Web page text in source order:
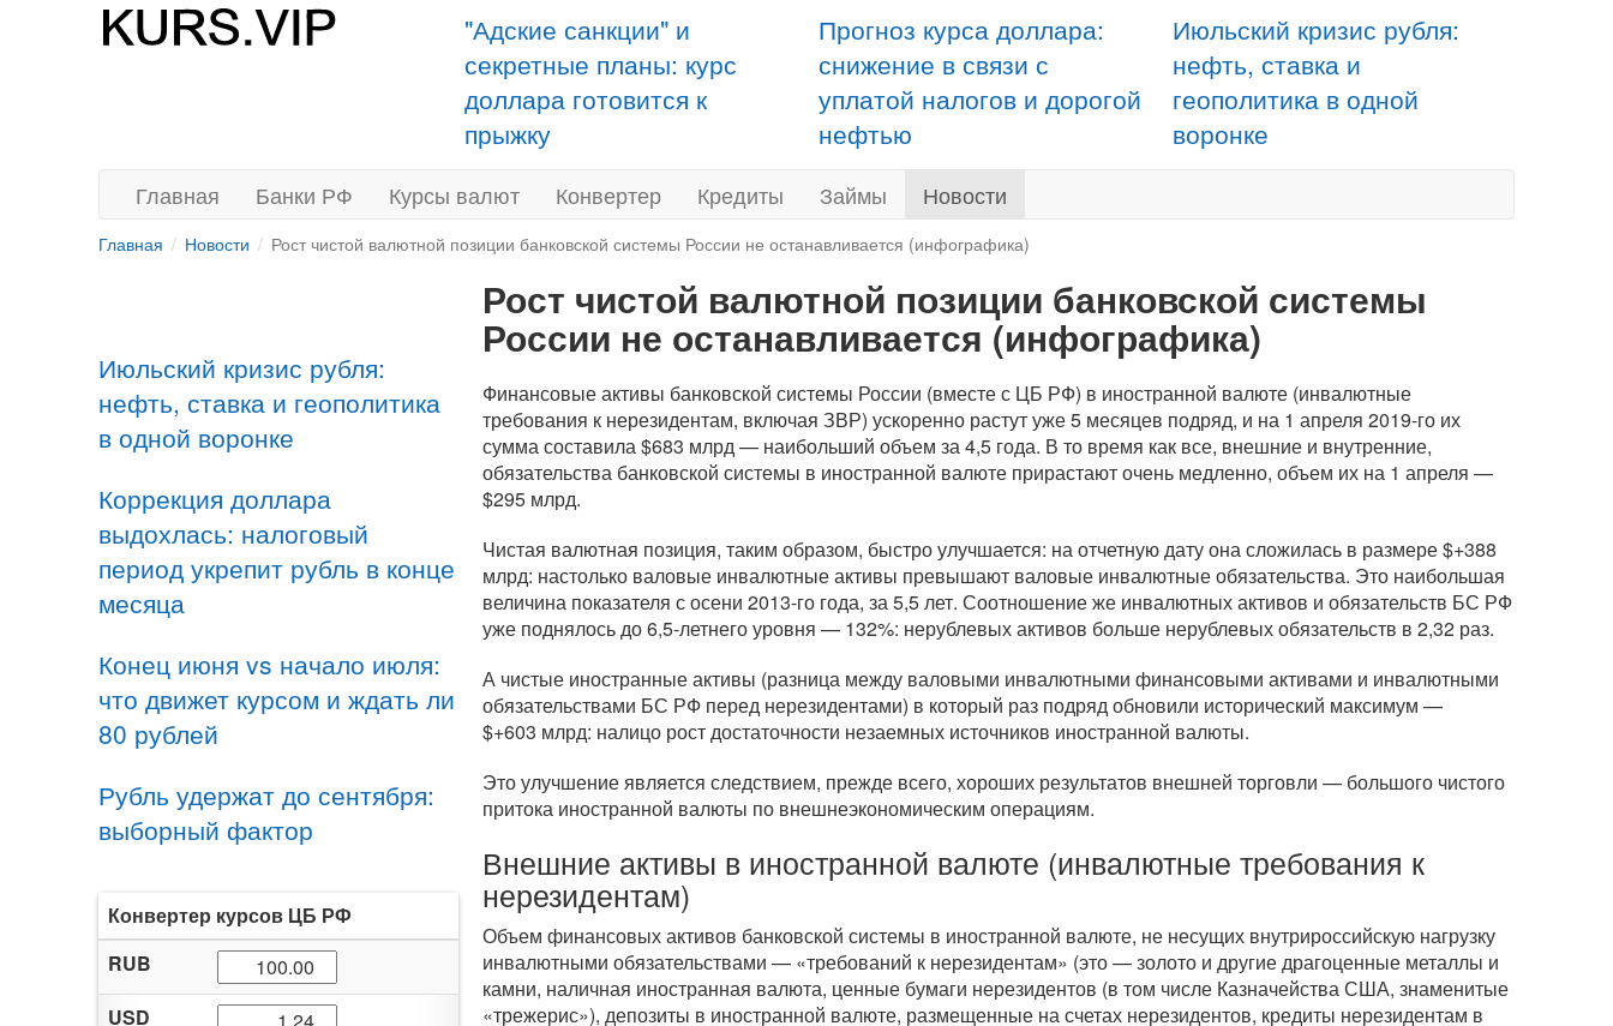
"Адские санкции" и
секретные планы: курс
доллара готовится к
прыжку
Прогноз курса доллара:
снижение в связи с
уплатой налогов и дорогой
нефтью
Июльский кризис рубля:
нефть, ставка и
геополитика в одной
воронке
Главная Банки РФ Курсы валют Конвертер Кредиты Займы Новости
Главная Новости Рост чистой валютной позиции банковской системы России не останавливается (инфографика)
Июльский кризис рубля:
нефть, ставка и геополитика
в одной воронке
Коррекция доллара
выдохлась: налоговый
период укрепит рубль в конце
месяца
Конец июня vs начало июля:
что движет курсом и ждать ли
80 рублей
Рубль удержат до сентября:
выборный фактор
Конвертер курсов ЦБ РФ
RUB
USD
Рост чистой валютной позиции банковской системы
России не останавливается (инфографика)
Финансовые активы банковской системы России (вместе с ЦБ РФ) в иностранной валюте (инвалютные
требования к нерезидентам, включая ЗВР) ускоренно растут уже 5 месяцев подряд, и на 1 апреля 2019-го их
сумма составила $683 млрд — наибольший объем за 4,5 года. В то время как все, внешние и внутренние,
обязательства банковской системы в иностранной валюте прирастают очень медленно, объем их на 1 апреля —
$295 млрд.
Чистая валютная позиция, таким образом, быстро улучшается: на отчетную дату она сложилась в размере $+388
млрд: настолько валовые инвалютные активы превышают валовые инвалютные обязательства. Это наибольшая
величина показателя с осени 2013-го года, за 5,5 лет. Соотношение же инвалютных активов и обязательств БС РФ
уже поднялось до 6,5-летнегоуровня — 132%: нерублевых активов больше нерублевых обязательств в 2,32 раз.
А чистые иностранные активы (разница между валовыми инвалютными финансовыми активами и инвалютными
обязательствами БС РФ перед нерезидентами) в который раз подряд обновили исторический максимум —
$+603 млрд: налицо рост достаточности незаемных источников иностранной валюты.
Это улучшение является следствием, прежде всего, хороших результатов внешней торговли — большого чистого
притока иностранной валюты по внешнеэкономическим операциям.
Внешние активы в иностранной валюте (инвалютные требования к
нерезидентам)
Объем финансовых активов банковской системы в иностранной валюте, не несущих внутрироссийскую нагрузку
инвалютными обязательствами — «требований к нерезидентам» (это — золото и другие драгоценные металлы и
камни, наличная иностранная валюта, ценные бумаги нерезидентов (в том числе Казначейства США, знаменитые
«трежерис»), депозиты в иностранной валюте, размещенные на счетах нерезидентов, кредиты нерезидентам в